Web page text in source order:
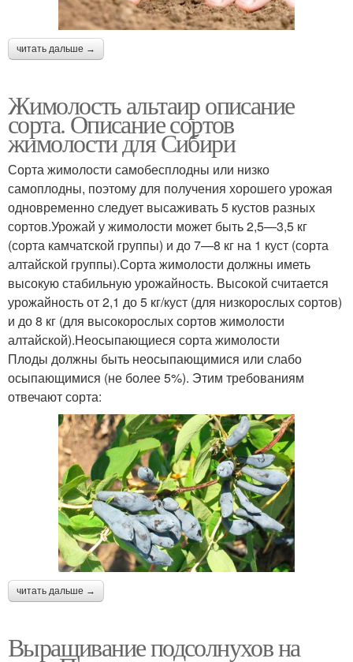
читать дальше →
Жимолость альтаир описание
сорта. Описание сортов
жимолости для Сибири
Сорта жимолости самобесплодны или низко
самоплодны, поэтому для получения хорошего урожая
одно­временно следует высаживать 5 кустов разных
сортов.Уро­жай у жимолости может быть 2,5—3,5 кг
(сорта камчатской группы) и до 7—8 кг на 1 куст (сорта
алтайской группы).Сорта жимолости должны иметь
высокую стабильную урожайность. Высокой считается
урожайность от 2,1 до 5 кг/куст (для низкорослых сортов)
и до 8 кг (для высокорослых сортов жимолости
алтайской).Неосыпающиеся сорта жимолости
Плоды должны быть неосыпающимися или слабо
осыпающимися (не более 5%). Этим требованиям
отвечают сорта:
читать дальше →
Выращивание подсолнухов на